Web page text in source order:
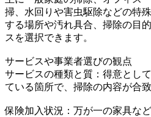
掃、水回りや害虫駆除などの特
する場所や汚れ具合、掃除の目
スを選択できます。
サービスや事業者選びの観点
サービスの種類と質：得意とし
ている箇所で、掃除の内容が合
保険加入状況：万が一の家具な